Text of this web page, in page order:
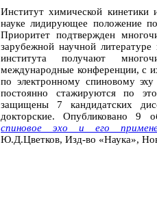
Институт химической
науке лидирующее положение
Приоритет подтвержден
зарубежной научной
института получают
международные конференции, с
по электронному спиновому
постоянно стажируются по
защищены 7 кандидатских
докторские. Опубликовано 9
спиновое эхо и его
Ю.Д.Цветков, Изд-во «Наука»,